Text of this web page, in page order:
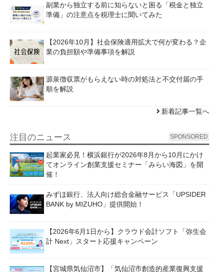
副業から独立する前に知らないと困る「税金と独立
準備」の注意点を税理士に聞いてみた
【2026年10月】社会保険適用拡大で何が変わる？企
業の負担額や準備事項を解説
源泉徴収票がもらえない時の対処法と不交付届の手
順を解説
新着記事一覧へ
注目のニュース SPONSORED
起業家必見！横浜銀行が2026年8月から10月にかけ
てオンライン創業支援セミナー「みらい海図」を開
催！
みずほ銀行、法人向け総合金融サービス「UPSIDER
BANK by MIZUHO」提供開始！
【2026年6月1日から】クラウド会計ソフト「弥生会
計 Next」スタート応援キャンペーン
【宮城県気仙沼市】「気仙沼市創造的産業復興支援